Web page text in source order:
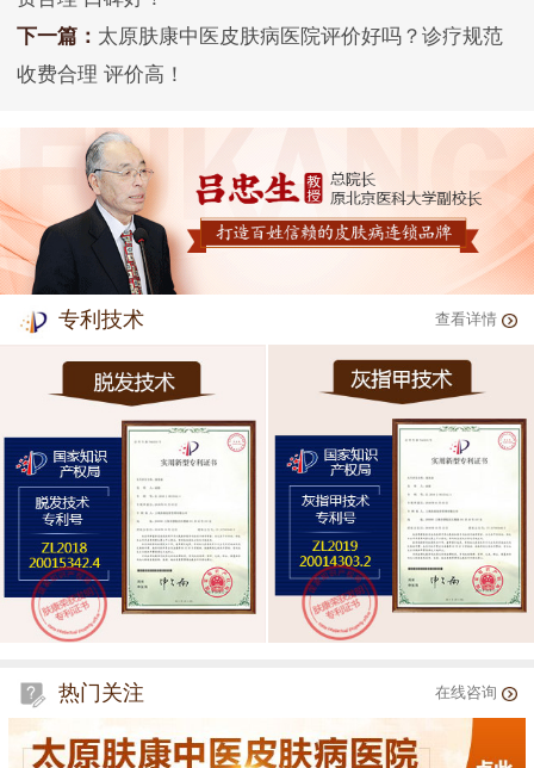
下一篇： 太原肤康中医皮肤病医院评价好吗？诊疗规范
收费合理 评价高！
专利技术 查看详情
热门关注 在线咨询